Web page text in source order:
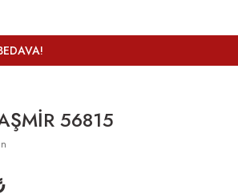
56815